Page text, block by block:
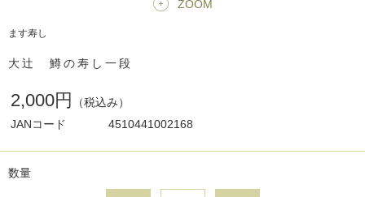
ZOOM
ます寿し
大辻 鱒の寿し一段
2,000円
（税込み）
JANコード
4510441002168
数量